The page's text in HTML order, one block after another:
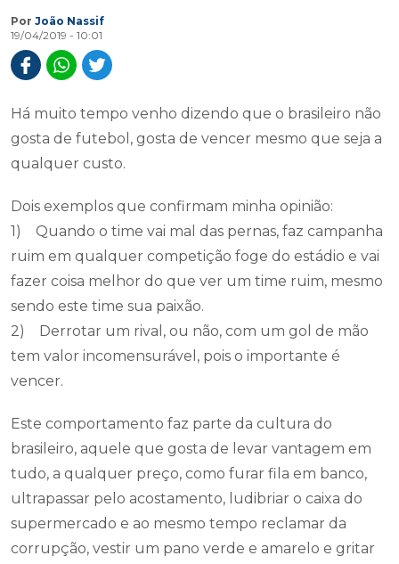
Por João Nassif
19/04/2019 - 10:01
Há muito tempo venho dizendo que o brasileiro não
gosta de futebol, gosta de vencer mesmo que seja a
qualquer custo.
Dois exemplos que confirmam minha opinião:
1) Quando o time vai mal das pernas, faz campanha
ruim em qualquer competição foge do estádio e vai
fazer coisa melhor do que ver um time ruim, mesmo
sendo este time sua paixão.
2) Derrotar um rival, ou não, com um gol de mão
tem valor incomensurável, pois o importante é
vencer.
Este comportamento faz parte da cultura do
brasileiro, aquele que gosta de levar vantagem em
tudo, a qualquer preço, como furar fila em banco,
ultrapassar pelo acostamento, ludibriar o caixa do
supermercado e ao mesmo tempo reclamar da
corrupção, vestir um pano verde e amarelo e gritar